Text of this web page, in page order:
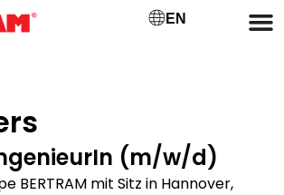
EN
(m/w/d)
BERTRAM mit Sitz in Hannover,